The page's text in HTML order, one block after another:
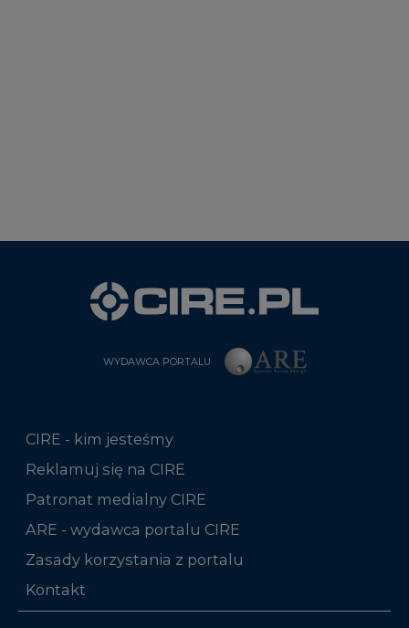
WYDAWCA PORTALU
CIRE - kim jesteśmy
Reklamuj się na CIRE
Patronat medialny CIRE
ARE - wydawca portalu CIRE
Zasady korzystania z portalu
Kontakt